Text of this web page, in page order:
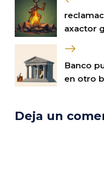
axactor
Banco
en otro
Deja un